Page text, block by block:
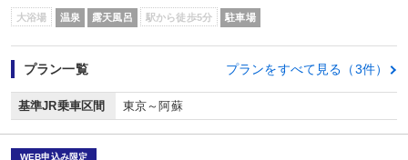
大浴場 温泉 露天風呂 駅から徒歩5分 駐車場
プラン一覧 プランをすべて見る（3件）
基準JR乗車区間 東京～阿蘇
WEB申込み限定